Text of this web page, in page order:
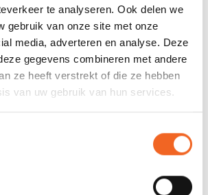
te analyseren. Ook delen we
gebruik van onze site met onze
media, adverteren en analyse. Deze
gegevens combineren met andere
ze heeft verstrekt of die ze hebben
van uw gebruik van hun services.
-
SIT-ON-TOP
KAJAKS (OOK
FISHING)
SURFSKI'S